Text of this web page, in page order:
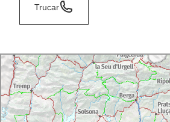
Trucar